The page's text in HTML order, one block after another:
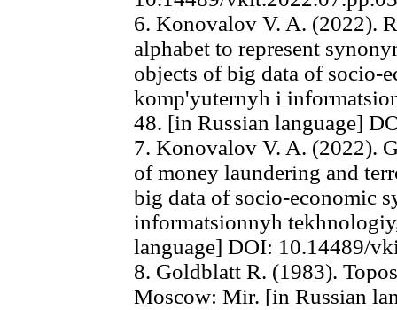
6. Konovalov V. A. (2022).
alphabet to represent
objects of big data of socio-
komp'yuternyh i
48. [in Russian language]
7. Konovalov V. A. (2022).
of money laundering and
big data of socio-economic
informatsionnyh
language] DOI: 10.14489/
8. Goldblatt R. (1983).
Moscow: Mir. [in Russian